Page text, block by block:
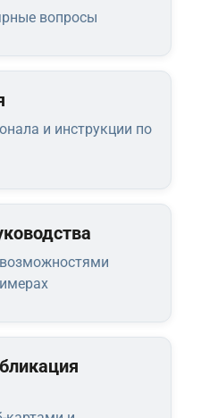
вопросы
и инструкции по